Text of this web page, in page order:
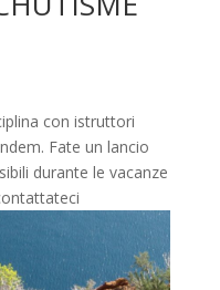
con istruttori
Fate un lancio
durante le vacanze